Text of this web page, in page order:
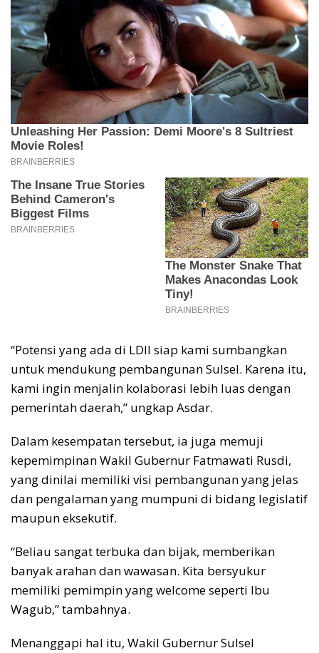
“Potensi yang ada di LDII siap kami sumbangkan
untuk mendukung pembangunan Sulsel. Karena itu,
kami ingin menjalin kolaborasi lebih luas dengan
pemerintah daerah,” ungkap Asdar.
Dalam kesempatan tersebut, ia juga memuji
kepemimpinan Wakil Gubernur Fatmawati Rusdi,
yang dinilai memiliki visi pembangunan yang jelas
dan pengalaman yang mumpuni di bidang legislatif
maupun eksekutif.
“Beliau sangat terbuka dan bijak, memberikan
banyak arahan dan wawasan. Kita bersyukur
memiliki pemimpin yang welcome seperti Ibu
Wagub,” tambahnya.
Menanggapi hal itu, Wakil Gubernur Sulsel